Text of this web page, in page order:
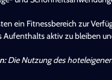
ein Fitnessbereich zur
Aufenthalts aktiv zu bleiben
Die Nutzung des